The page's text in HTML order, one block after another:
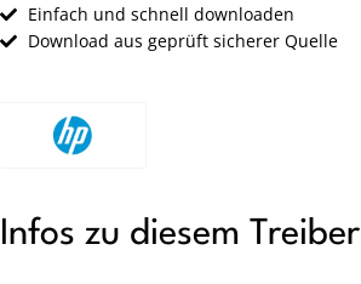
Einfach und schnell downloaden
Download aus geprüft sicherer Quelle
Infos zu diesem Treiber